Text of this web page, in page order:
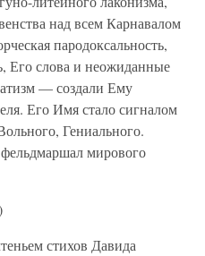
над всем Карнавалом
пародоксальность,
Его слова и неожиданные
— создали Ему
Его Имя стало сигналом
Гениального.
мирового
стихов Давида